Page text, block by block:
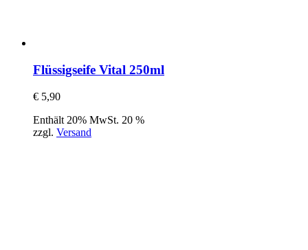
Flüssigseife Vital 250ml
€ 5,90
Enthält 20% MwSt. 20 %
zzgl. Versand